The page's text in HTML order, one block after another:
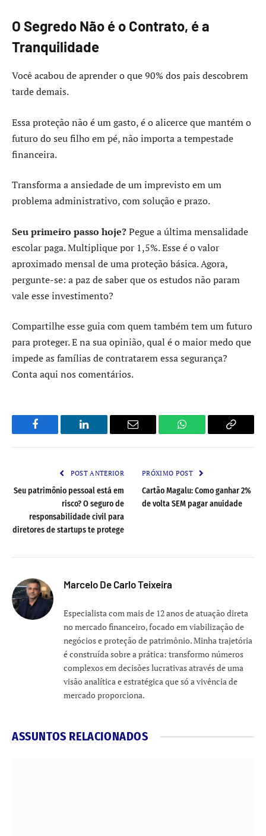
O Segredo Não é o Contrato, é a
Tranquilidade
Você acabou de aprender o que 90% dos pais descobrem
tarde demais.
Essa proteção não é um gasto, é o alicerce que mantém o
futuro do seu filho em pé, não importa a tempestade
financeira.
Transforma a ansiedade de um imprevisto em um
problema administrativo, com solução e prazo.
Seu primeiro passo hoje?Pegue a última mensalidade
escolar paga. Multiplique por 1,5%. Esse é o valor
aproximado mensal de uma proteção básica. Agora,
pergunte-se: a paz de saber que os estudos não param
vale esse investimento?
Compartilhe esse guia com quem também tem um futuro
para proteger. E na sua opinião, qual é o maior medo que
impede as famílias de contratarem essa segurança?
Conta aqui nos comentários.
Facebook LinkedIn Email WhatsApp Copy
POST ANTERIOR
Seu patrimônio pessoal está em
risco? O seguro de
responsabilidade civil para
diretores de startups te protege
PRÓXIMO POST
Cartão Magalu: Como ganhar 2%
de volta SEM pagar anuidade
Marcelo De Carlo Teixeira
Especialista com mais de 12 anos de atuação direta
no mercado financeiro, focado em viabilização de
negócios e proteção de patrimônio. Minha trajetória
é construída sobre a prática: transformo números
complexos em decisões lucrativas através de uma
visão analítica e estratégica que só a vivência de
mercado proporciona.
ASSUNTOS RELACIONADOS